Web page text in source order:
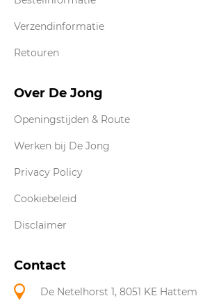
Verzendinformatie
Retouren
Over De Jong
Openingstijden & Route
Werken bij De Jong
Privacy Policy
Cookiebeleid
Disclaimer
Contact
De Netelhorst 1, 8051 KE Hattem